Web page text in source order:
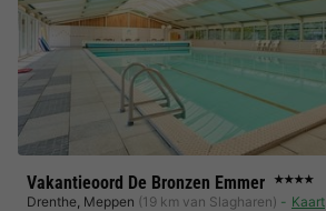
Vakantieoord De Bronzen Emmer ★★★★
Drenthe, Meppen (19 km van Slagharen) Kaart